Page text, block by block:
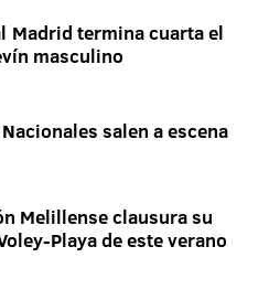
Madrid termina cuarta el
masculino
salen a escena
Melillense clausura su
Playa de este verano